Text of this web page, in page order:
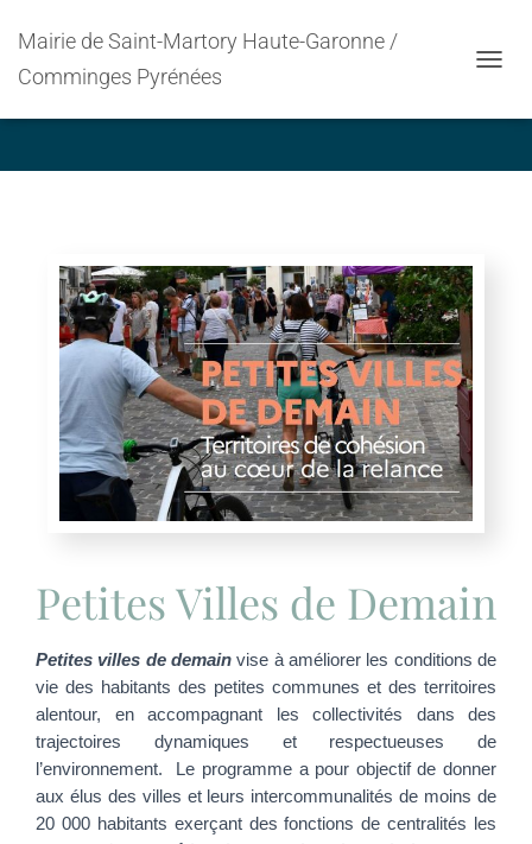
Mairie de Saint-Martory Haute-Garonne /
Comminges Pyrénées
Un programme pour un
Projet de Territoire
Petites Villes de Demain
Petites villes de demain vise à améliorer les conditions de
vie des habitants des petites communes et des territoires
alentour, en accompagnant les collectivités dans des
trajectoires dynamiques et respectueuses de
l’environnement. Le programme a pour objectif de donner
aux élus des villes et leurs intercommunalités de moins de
20 000 habitants exerçant des fonctions de centralités les